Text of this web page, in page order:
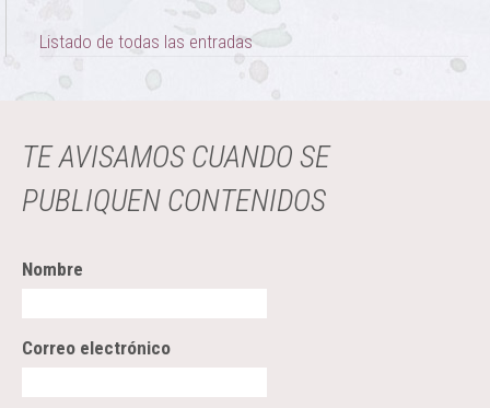
Listado de todas las entradas
TE AVISAMOS CUANDO SE
PUBLIQUEN CONTENIDOS
Nombre
Correo electrónico